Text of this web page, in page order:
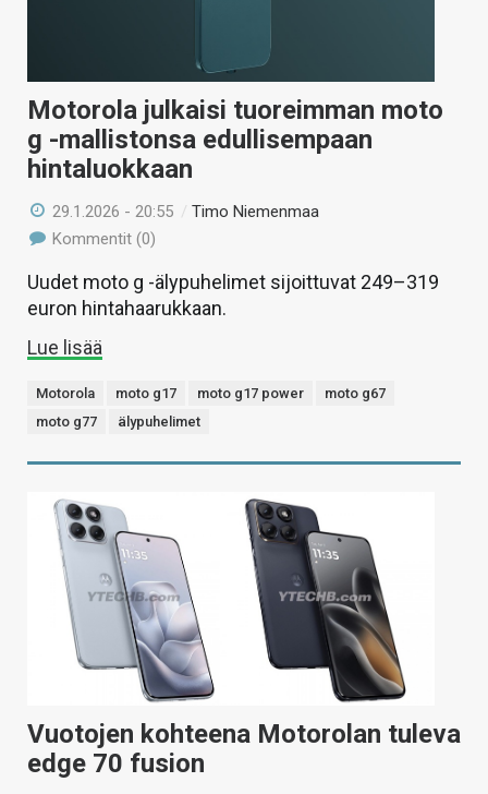
Motorola julkaisi tuoreimman moto
g -mallistonsa edullisempaan
hintaluokkaan
29.1.2026 - 20:55 /Timo Niemenmaa
Kommentit (0)
Uudet moto g -älypuhelimet sijoittuvat 249–319
euron hintahaarukkaan.
Lue lisää
Motorola moto g17 moto g17 power
moto g67
moto g77
älypuhelimet
Vuotojen kohteena Motorolan tuleva
edge 70 fusion